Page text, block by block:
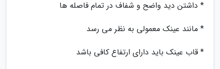
* داشتن دید واضح و شفاف در تمام فاصله ها
* مانند عینک معمولی به نظر می رسد
* قاب عینک باید دارای ارتفاع کافی باشد